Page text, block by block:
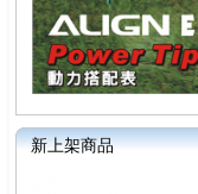
新上架商品